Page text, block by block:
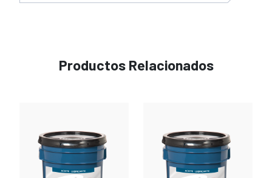
Productos Relacionados